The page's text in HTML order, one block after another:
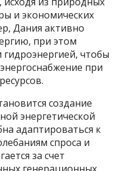
и экономических
Дания активно
при этом
чтобы
при
создание
энергетической
адаптироваться к
спроса и
за счет